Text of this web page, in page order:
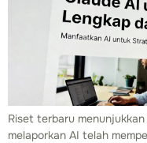
Riset terbaru
melaporkan AI telah